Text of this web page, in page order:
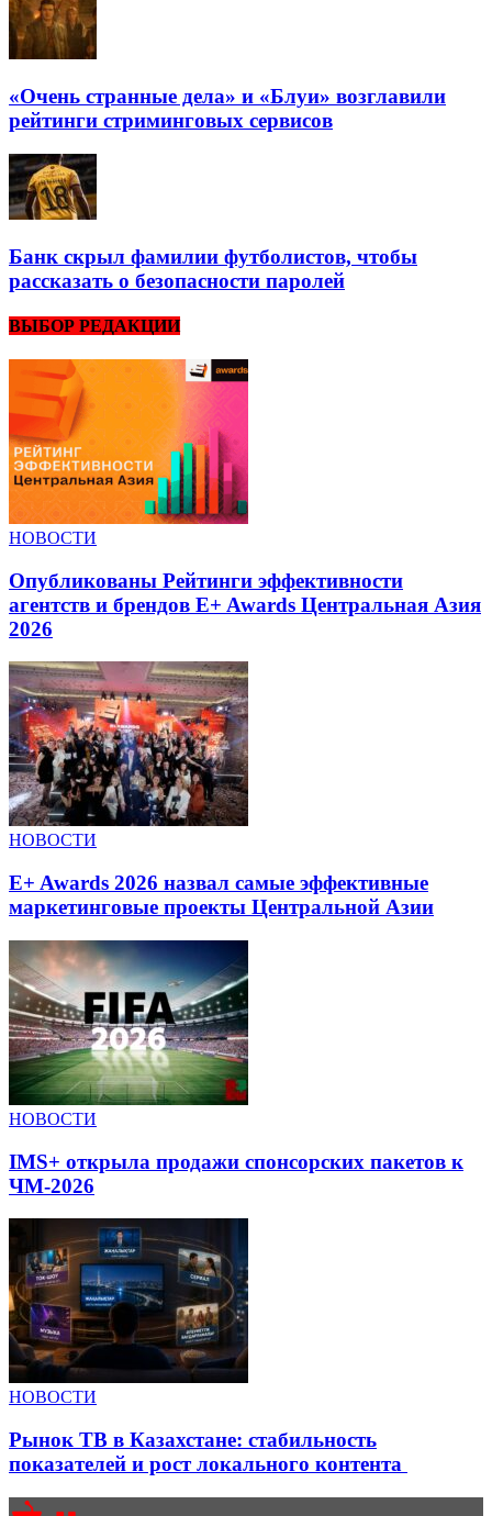
«Очень странные дела» и «Блуи» возглавили
рейтинги стриминговых сервисов
Банк скрыл фамилии футболистов, чтобы
рассказать о безопасности паролей
ВЫБОР РЕДАКЦИИ
НОВОСТИ
Опубликованы Рейтинги эффективности
агентств и брендов E+ Awards Центральная Азия
2026
НОВОСТИ
E+ Awards 2026 назвал самые эффективные
маркетинговые проекты Центральной Азии
НОВОСТИ
IMS+ открыла продажи спонсорских пакетов к
ЧМ-2026
НОВОСТИ
Рынок ТВ в Казахстане: стабильность
показателей и рост локального контента